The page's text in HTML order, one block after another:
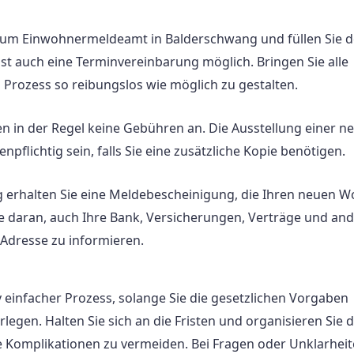
Einwohnermeldeamt in Balderschwang und füllen Sie
auch eine Terminvereinbarung möglich. Bringen Sie alle
so reibungslos wie möglich zu gestalten.
in der Regel keine Gebühren an. Die Ausstellung einer
sein, falls Sie eine zusätzliche Kopie benötigen.
Sie eine Meldebescheinigung, die Ihren neuen
daran, auch Ihre Bank, Versicherungen, Verträge und
zu informieren.
Prozess, solange Sie die gesetzlichen Vorgaben
Halten Sie sich an die Fristen und organisieren Sie
zu vermeiden. Bei Fragen oder